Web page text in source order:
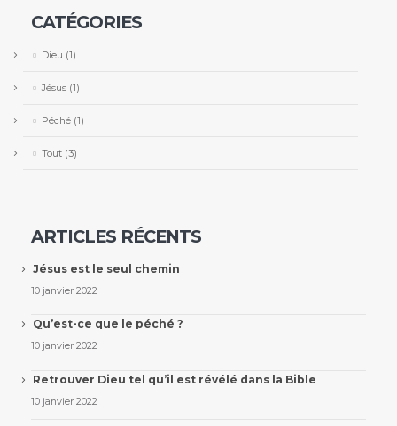
CATÉGORIES
Dieu (1)
Jésus(1)
Péché(1)
Tout(3)
ARTICLES RÉCENTS
Jésus est le seul chemin
10 janvier 2022
Qu’est-ce que le péché ?
10 janvier 2022
Retrouver Dieu tel qu’il est révélé dans la Bible
10 janvier 2022